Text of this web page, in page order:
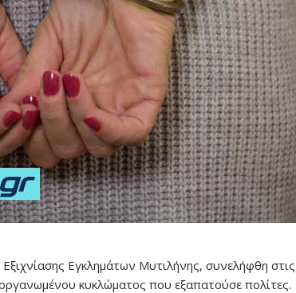
Εγκλημάτων Μυτιλήνης, συνελήφθη
κυκλώματος που εξαπατούσε πολίτες.